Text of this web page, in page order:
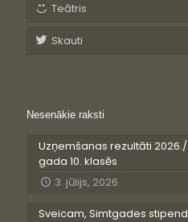
Teātris
Skauti
Nesenākie raksti
Uzņemšanas rezultāti
gada 10. klasēs
3. jūlijs, 2026
Sveicam, Simtgades